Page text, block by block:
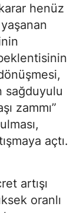
henüz
sağduyulu
zammı”
açtı.
artışı
oranlı